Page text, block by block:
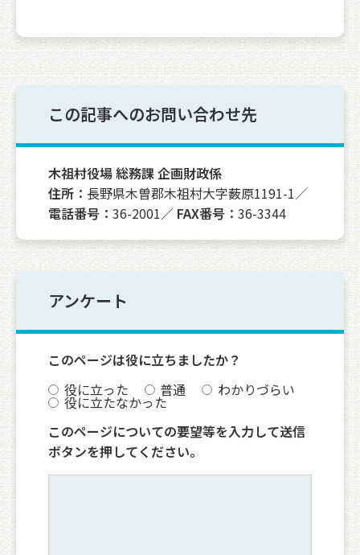
この記事へのお問い合わせ先
木祖村役場 総務課 企画財政係
住所： 長野県木曽郡木祖村大字薮原1191-1／
電話番号： 36-2001／ FAX番号： 36-3344
アンケート
このページは役に立ちましたか？
役に立った
普通 わかりづらい
役に立たなかった
このページについての要望等を入力して送信
ボタンを押してください。